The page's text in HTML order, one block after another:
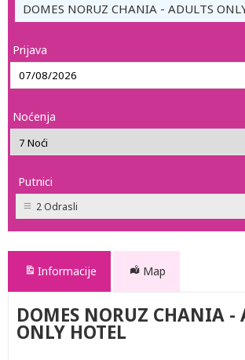
DOMES NORUZ CHANIA - ADULTS
Prijava
Noćenja
Putnici
2 Odrasli
Informacije Map
DOMES NORUZ CHANIA -
ONLY HOTEL